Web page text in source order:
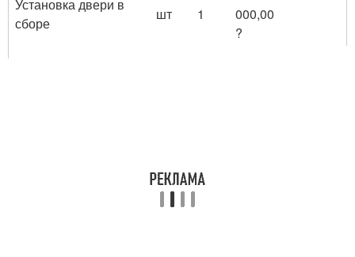
Установка двери в
сборе
шт 1
000,00
?